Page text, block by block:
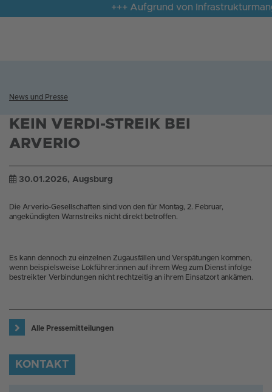
+++ Aufgrund von
News und Presse
KEIN VERDI-STREIK BEI
ARVERIO
30.01.2026, Augsburg
Die Arverio-Gesellschaften sind von den für Montag, 2. Februar,
angekündigten Warnstreiks nicht direkt betroffen.
Es kann dennoch zu einzelnen Zugausfällen und Verspätungen kommen,
wenn beispielsweise Lokführer:innen auf ihrem Weg zum Dienst infolge
bestreikter Verbindungen nicht rechtzeitig an ihrem Einsatzort ankämen.
Alle Pressemitteilungen
KONTAKT